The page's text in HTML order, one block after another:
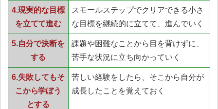
4.現実的な目標
を立てて進む
スモールステップでクリアできる小さ
な目標を継続的に立てて、進んでいく
5.自分で決断を
する
課題や困難なことから目を背けずに、
苦手な状況に立ち向かっていく
6.失敗してもそ
こから学ぼう
とする
苦しい経験をしたら、そこから自分が
成長したことを覚えておく